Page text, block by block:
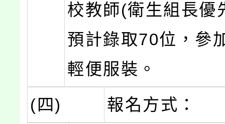
校教師(衛生組長優
預計錄取70位，參
輕便服裝。
(四)
報名方式：